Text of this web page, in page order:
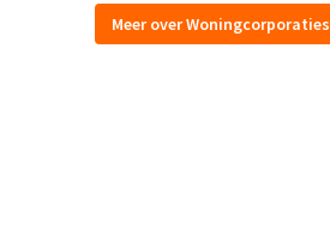
Meer over Woningcorporaties